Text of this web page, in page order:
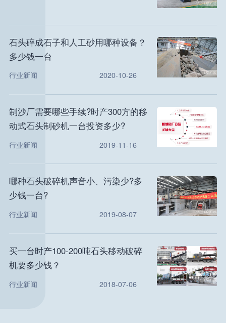
石头碎成石子和人工砂用哪种设备？
多少钱一台
行业新闻 2020-10-26
制沙厂需要哪些手续?时产300方的移
动式石头制砂机一台投资多少?
行业新闻 2019-11-16
哪种石头破碎机声音小、污染少?多
少钱一台?
行业新闻 2019-08-07
买一台时产100-200吨石头移动破碎
机要多少钱？
行业新闻 2018-07-06